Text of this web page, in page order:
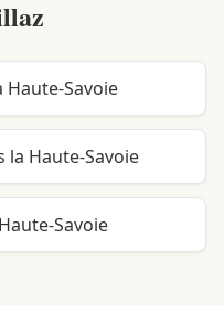
Haute-Savoie
Haute-Savoie
Savoie